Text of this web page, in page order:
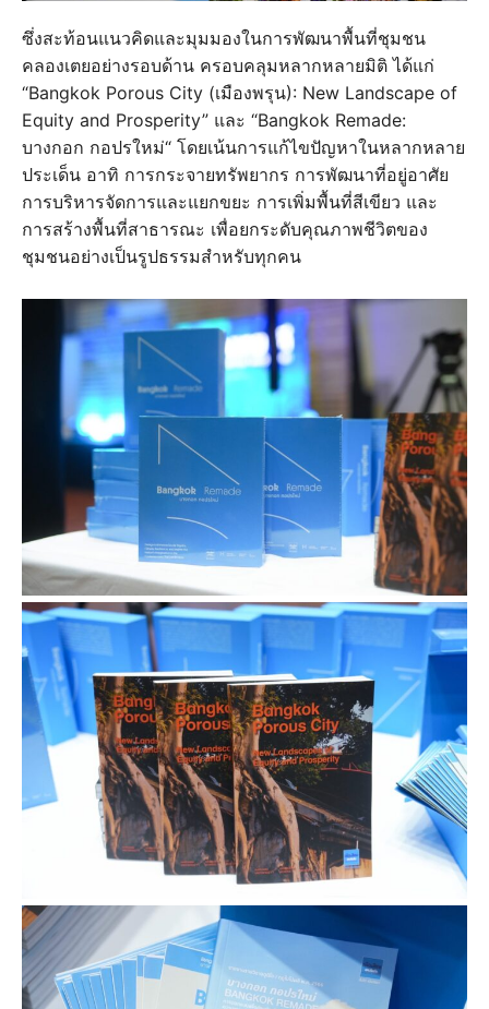
ซึ่งสะท้อนแนวคิดและมุมมองในการพัฒนาพื้นที่ชุมชน
คลองเตยอย่างรอบด้าน ครอบคลุมหลากหลายมิติ ได้แก่
“Bangkok Porous City (เมืองพรุน): New Landscape of
Equity and Prosperity” และ “Bangkok Remade:
บางกอก กอปรใหม่“ โดยเน้นการแก้ไขปัญหาในหลากหลาย
ประเด็น อาทิ การกระจายทรัพยากร การพัฒนาที่อยู่อาศัย
การบริหารจัดการและแยกขยะ การเพิ่มพื้นที่สีเขียว และ
การสร้างพื้นที่สาธารณะ เพื่อยกระดับคุณภาพชีวิตของ
ชุมชนอย่างเป็นรูปธรรมสำหรับทุกคน